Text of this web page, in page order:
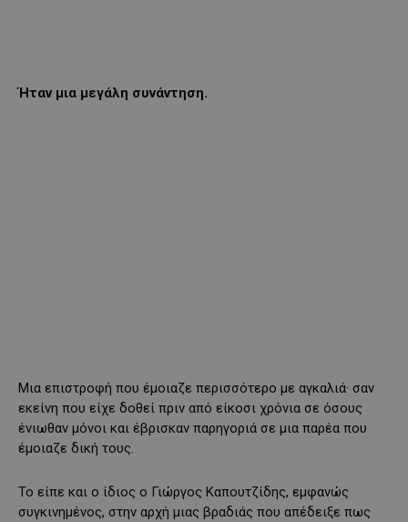
Ήταν μια μεγάλη συνάντηση.
Μια επιστροφή που έμοιαζε περισσότερο με αγκαλιά· σαν
εκείνη που είχε δοθεί πριν από είκοσι χρόνια σε όσους
ένιωθαν μόνοι και έβρισκαν παρηγοριά σε μια παρέα που
έμοιαζε δική τους.
Το είπε και ο ίδιος ο Γιώργος Καπουτζίδης, εμφανώς
συγκινημένος, στην αρχή μιας βραδιάς που απέδειξε πως